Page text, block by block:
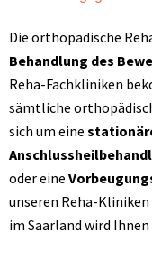
Die orthopädische
Behandlung des
Reha-Fachkliniken
sämtliche
sich um eine
oder eine
unseren Reha-
im Saarland wird